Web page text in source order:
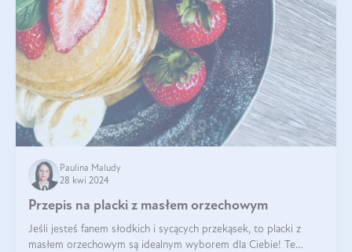
Paulina Maludy
28 kwi 2024
Przepis na placki z masłem orzechowym
Jeśli jesteś fanem słodkich i sycących przekąsek, to placki z
masłem orzechowym są idealnym wyborem dla Ciebie! Te